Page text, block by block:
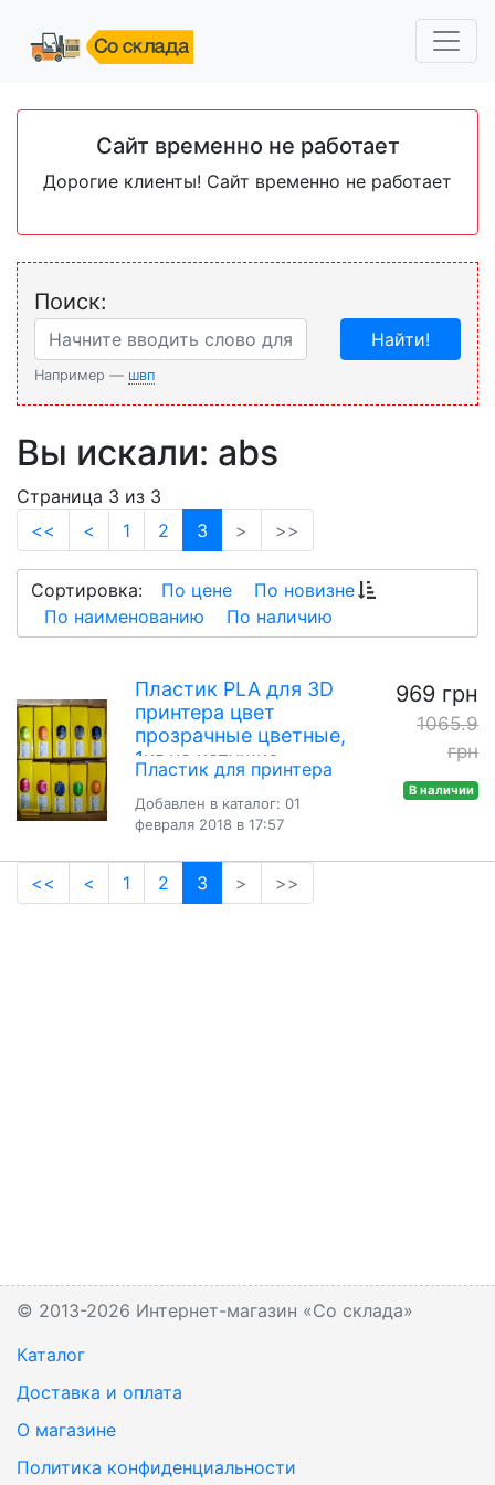
Сайт временно не работает
Дорогие клиенты! Сайт временно не работает
Поиск:
Например — швп
Найти!
Вы искали: abs
Страница 3 из 3
<<
< 1 2 3 (current)
> >>
Сортировка: По цене
По новизне
По наименованию
По наличию
Пластик PLA для 3D
принтера цвет
прозрачные цветные,
1кг на катушке
Пластик для принтера
Добавлен в каталог: 01
февраля 2018 в 17:57
969 грн
1065.9
грн
В наличии
<< < 1 2 3 (current)
> >>
© 2013-2026 Интернет-магазин «Со склада»
Каталог
Доставка и оплата
О магазине
Политика конфиденциальности